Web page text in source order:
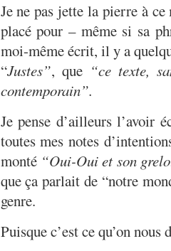
Je ne pas jette la pierre à
placé pour – même si sa
moi-même écrit, il y a
“Justes”, que “ce texte,
contemporain”.
Je pense d’ailleurs l’avoir
toutes mes notes
monté “Oui-Oui et son
que ça parlait de “notre
genre.
Puisque c’est ce qu’on nous